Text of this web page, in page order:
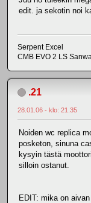
edit. ja sekotin noi
Serpent Excel
CMB EVO 2 LS Sanwa
.21
28.01.06 - klo: 21.35
Noiden wc replica
posketon, sinuna
kysyin tästä
silloin ostanut.
EDIT: mika on